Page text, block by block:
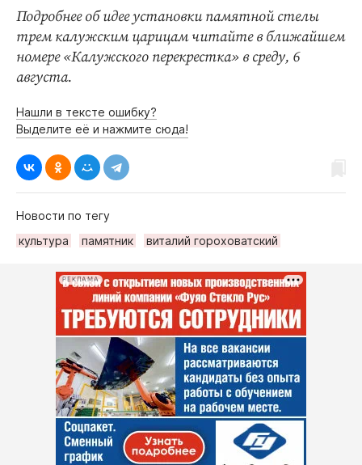
Подробнее об идее установки памятной стелы
трем калужским царицам читайте в ближайшем
номере «Калужского перекрестка» в среду, 6
августа.
Нашли в тексте ошибку?
Выделите её и нажмите сюда!
Новости по тегу
культура
памятник виталий гороховатский
РЕКЛАМА